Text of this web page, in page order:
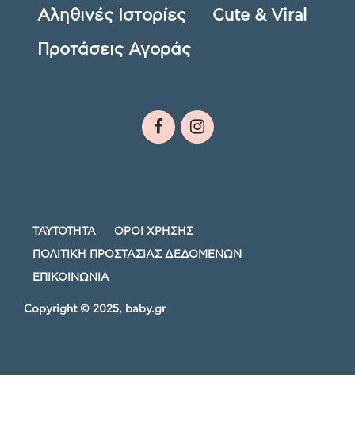
Αληθινές Ιστορίες Cute & Viral
Προτάσεις Αγοράς
ΤΑΥΤΟΤΗΤΑ ΟΡΟΙ ΧΡΗΣΗΣ
ΠΟΛΙΤΙΚΗ ΠΡΟΣΤΑΣΙΑΣ ΔΕΔΟΜΕΝΩΝ
ΕΠΙΚΟΙΝΩΝΙΑ
Copyright © 2025, baby.gr